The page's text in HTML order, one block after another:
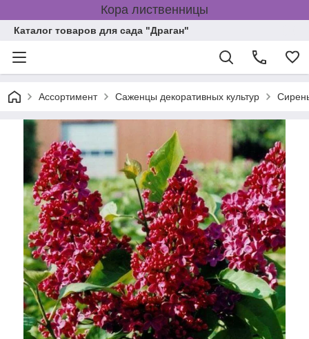
Кора лиственницы
Каталог товаров для сада "Драган"
Ассортимент Саженцы декоративных культур